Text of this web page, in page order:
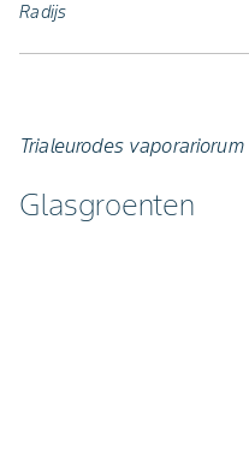
Radijs
Trialeurodes vaporariorum
Glasgroenten